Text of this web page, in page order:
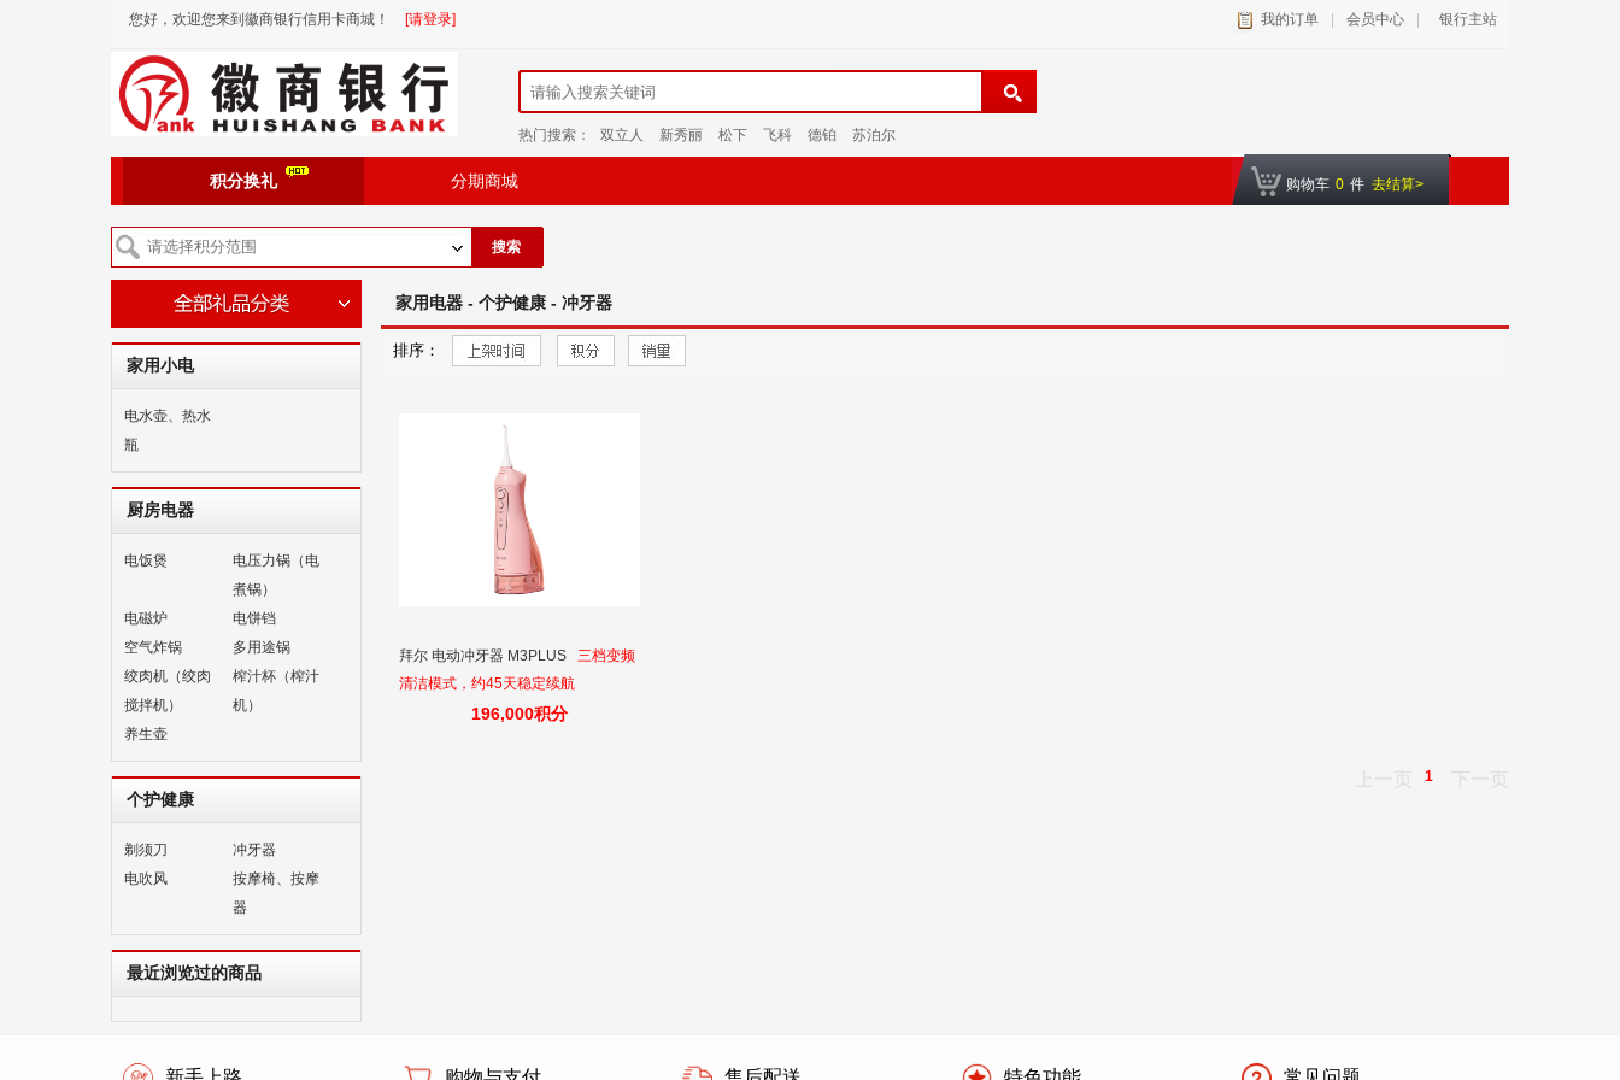
您好，欢迎您来到徽商银行信用卡商城！ [请登录] 我的订单 会员中心 银行主站
热门搜索： 双立人 新秀丽 松下 飞科 德铂 苏泊尔
积分换礼 分期商城 购物车 0 件 去结算>
搜索
家用小电
电水壶、热水
瓶
厨房电器
电饭煲
电压力锅（电
煮锅）
电磁炉
电饼铛
空气炸锅
多用途锅
绞肉机（绞肉
搅拌机）
榨汁杯（榨汁
机）
养生壶
个护健康
剃须刀
冲牙器
电吹风
按摩椅、按摩
器
最近浏览过的商品
家用电器 - 个护健康 - 冲牙器
排序：
拜尔 电动冲牙器 M3PLUS
三档变频
清洁模式，约45天稳定续航
196,000积分
上一页 1 下一页